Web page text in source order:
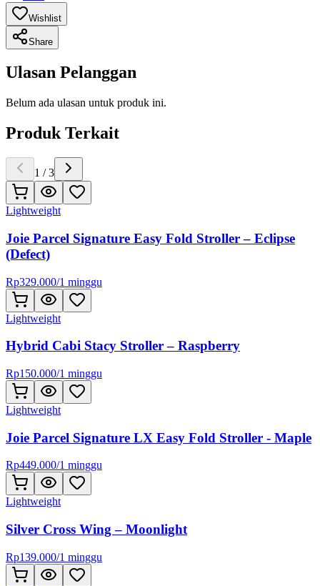
Wishlist
Share
Ulasan Pelanggan
Belum ada ulasan untuk produk ini.
Produk Terkait
1 /3
Lightweight
Joie Parcel Signature Easy Fold Stroller – Eclipse
(Defect)
Rp329.000/1 minggu
Lightweight
Hybrid Cabi Stacy Stroller – Raspberry
Rp150.000/1 minggu
Lightweight
Joie Parcel Signature LX Easy Fold Stroller - Maple
Rp449.000/1 minggu
Lightweight
Silver Cross Wing – Moonlight
Rp139.000/1 minggu